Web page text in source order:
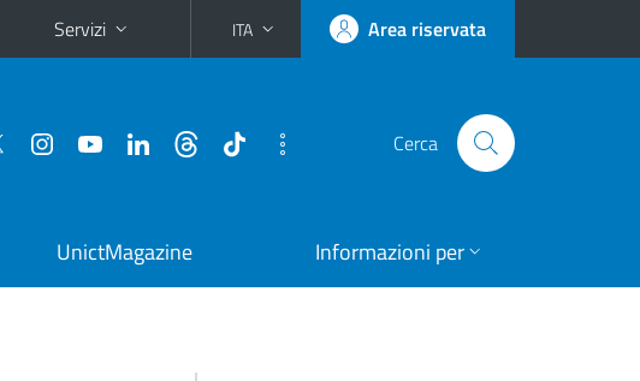
Servizi ITA Area riservata
Cerca
UnictMagazine Informazioni per